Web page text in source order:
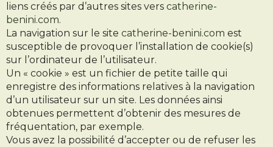
liens créés par d’autres sites vers catherine-
benini.com.
La navigation sur le site catherine-benini.com est
susceptible de provoquer l’installation de cookie(s)
sur l’ordinateur de l’utilisateur.
Un « cookie » est un fichier de petite taille qui
enregistre des informations relatives à la navigation
d’un utilisateur sur un site. Les données ainsi
obtenues permettent d’obtenir des mesures de
fréquentation, par exemple.
Vous avez la possibilité d’accepter ou de refuser les